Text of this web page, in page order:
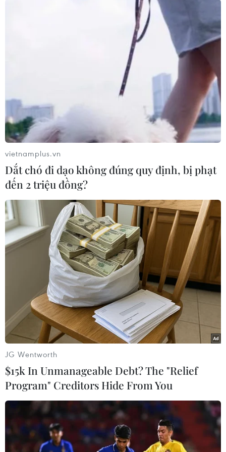
(Vietnam+)
#Xe quá tải
#Đường dây nóng
#Tổng cục Đường bộ Việt Nam
#Vụ An toàn giao thông
#Trạm cân
#Hanel
#Vụ Khoa học Công nghệ
#Bộ Giao thông Vận tải
#Xử lý thông tin
#Gọi điện
Theo dõi VietnamPlus
TIN LIÊN QUAN
vietnamplus.vn
Dắt chó đi dạo không đúng quy định, bị phạt
đến 2 triệu đồng?
JG Wentworth
$15k In Unmanageable Debt? The "Relief
Program" Creditors Hide From You